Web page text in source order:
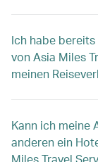
Ich habe
von Asia Miles
meinen
Kann ich meine
anderen ein
Miles Travel